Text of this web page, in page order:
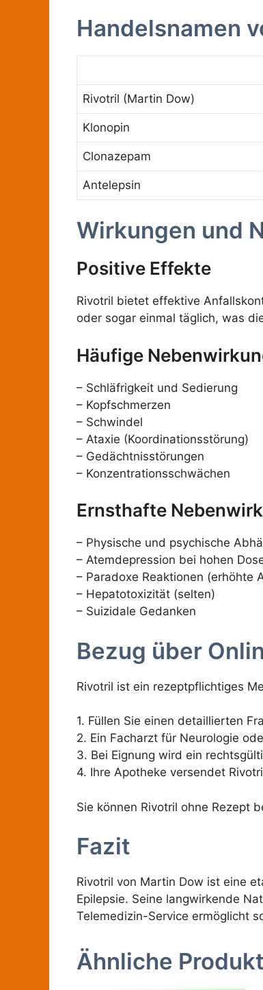
Handelsnamen
Rivotril (Martin Dow)
Klonopin
Clonazepam
Antelepsin
Wirkungen und
Positive Effekte
Rivotril bietet effektive
oder sogar einmal täglich, was
Häufige
– Schläfrigkeit und Sedierung
– Kopfschmerzen
– Schwindel
– Ataxie (Koordinationsstörung)
– Gedächtnisstörungen
– Konzentrationsschwächen
Ernsthafte
– Physische und psychische
– Atemdepression bei hohen
– Paradoxe Reaktionen (erhöhte
– Hepatotoxizität (selten)
– Suizidale Gedanken
Bezug über
Rivotril ist ein rezeptpflichtiges
1. Füllen Sie einen detaillierten
2. Ein Facharzt für Neurologie
3. Bei Eignung wird ein
4. Ihre Apotheke versendet
Sie können Rivotril ohne Rezept
Fazit
Rivotril von Martin Dow ist eine
Epilepsie. Seine langwirkende
Telemedizin-Service ermöglicht
Ähnliche